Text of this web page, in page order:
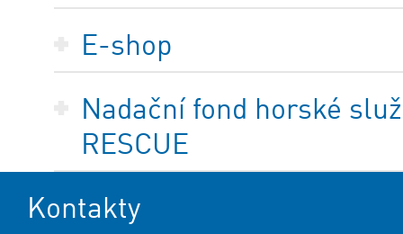
E-shop
Nadační fond horské
RESCUE
Kontakty